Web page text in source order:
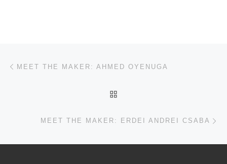
文章导航
MEET THE MAKER: AHMED OYENUGA
MEET THE MAKER: ERDEI ANDREI CSABA